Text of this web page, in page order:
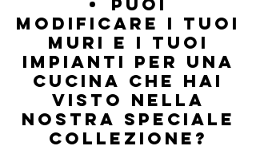
Puoi
modificare i tuoi
muri e i tuoi
impianti per una
cucina che hai
visto nella
nostra speciale
collezione?